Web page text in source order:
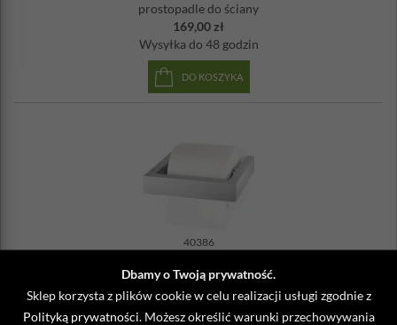
Dbamy o Twoją prywatność.
Sklep korzysta z plików cookie w celu realizacji usługi zgodnie z
Polityką prywatności. Możesz określić warunki przechowywania
prostopadle do ściany
169,00 zł
Wysyłka do 48 godzin
DO KOSZYKA
40386
Uchwyt na papier toaletowy Linea Zack
351,00 zł
Wysyłkado 48 godzin